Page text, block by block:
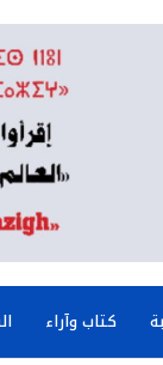
كتاب وآراء